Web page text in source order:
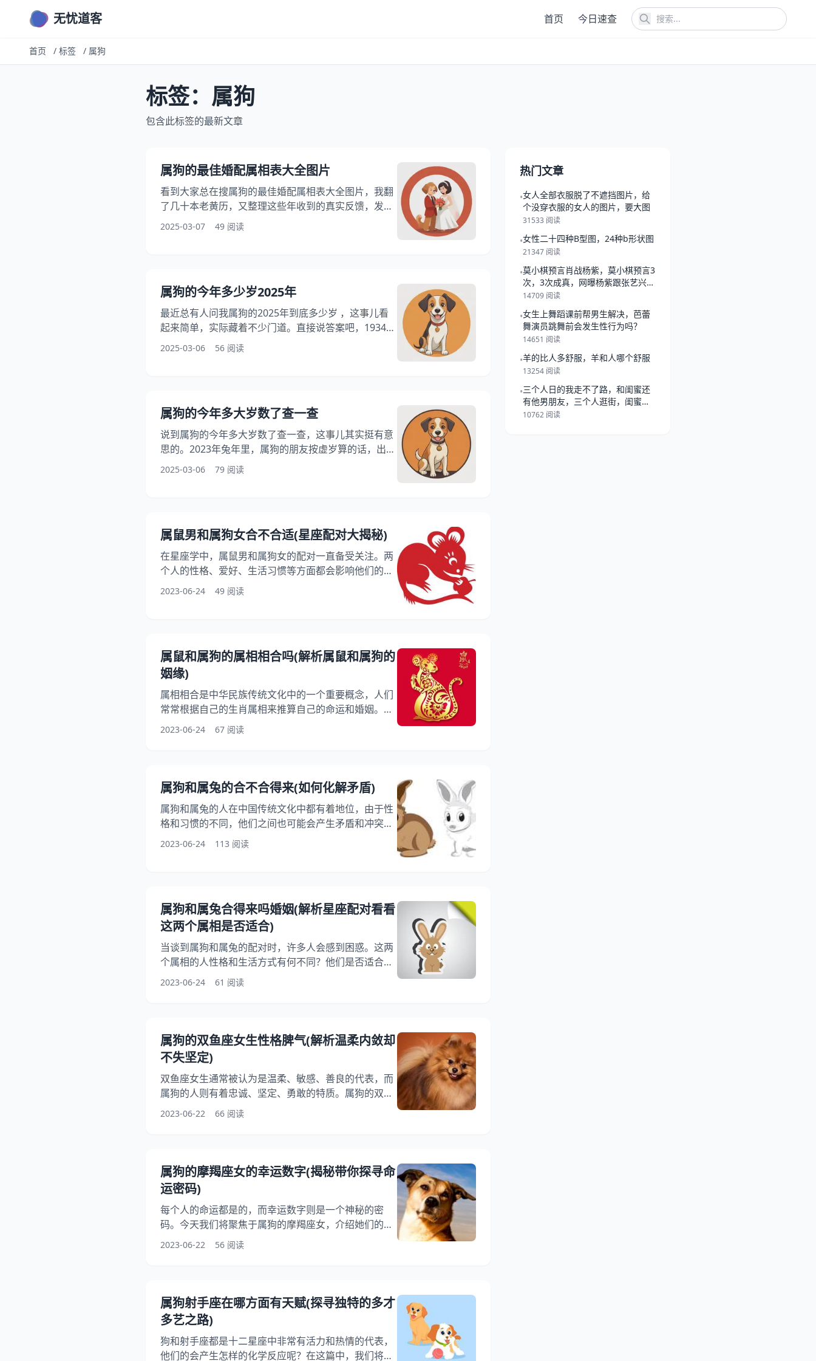
无忧道客 首页 今日速查
首页 / 标签 / 属狗
标签：属狗
包含此标签的最新文章
属狗的最佳婚配属相表大全图片
看到大家总在搜属狗的最佳婚配属相表大全图片，我翻
了几十本老黄历，又整理这些年收到的真实反馈，发现
属兔、属虎、属马 这三个生肖确实和属狗人特别合拍。
但别急着保存网图对照着找对象，生肖配对背后的门道
拿着表格找对象的人后来怎样了 那些表格不会告诉你的
真相
2025-03-07 49 阅读
属狗的今年多少岁2025年
最近总有人问我属狗的2025年到底多少岁 ，这事儿看
起来简单，实际藏着不少门道。直接说答案吧，1934年
出生的属狗人2025年虚岁92，2006年出生的虚岁20，
具体年份对应年龄我后面会列个表，往下看你就明白
多人以为生肖按阳历算
2025-03-06 56 阅读
属狗的今年多大岁数了查一查
说到属狗的今年多大岁数了查一查，这事儿其实挺有意
思的。2023年兔年里，属狗的朋友按虚岁算的话，出生
在2018年的现在5岁，2006年17岁，1994年29岁，
1982年41岁，1970年53岁，1958年65岁，1946年77
三
2025-03-06 79 阅读
属鼠男和属狗女合不合适(星座配对大揭秘)
在星座学中，属鼠男和属狗女的配对一直备受关注。两
个人的性格、爱好、生活习惯等方面都会影响他们的相
处和发展。属鼠男和属狗女合不合适呢？本文将从星座
特点、性格分析、爱情观等方面进行详细介绍，为大家
题，有着很强的和组织
2023-06-24 49 阅读
属鼠和属狗的属相相合吗(解析属鼠和属狗的
姻缘)
属相相合是中华民族传统文化中的一个重要概念，人们
常常根据自己的生肖属相来推算自己的命运和婚姻。属
鼠和属狗的姻缘备受关注。属鼠和属狗的属相相合吗？
本文将对这一问题进行详细介绍。 一、属鼠和属狗的基
诚、勇敢、正直，善于保护自己和家人，也具有较强的
感和使命感。 二、属鼠和属狗的相处之路 1、互相包容
2023-06-24 67 阅读
属狗和属兔的合不合得来(如何化解矛盾)
属狗和属兔的人在中国传统文化中都有着地位，由于性
格和习惯的不同，他们之间也可能会产生矛盾和冲突。
如何化解这种矛盾呢？本文将从属狗和属兔的性格特
点、相处之路、解决矛盾的方法等方面进行探讨，希望
不喜欢受到束缚和限制。属狗的人很有感，对家庭和朋
友非常忠诚
2023-06-24 113 阅读
属狗和属兔合得来吗婚姻(解析星座配对看看
这两个属相是否适合)
当谈到属狗和属兔的配对时，许多人会感到困惑。这两
个属相的人性格和生活方式有何不同？他们是否适合在
婚姻中相互搭配？我们将详细探讨这两个属相的特点，
以及他们在一起的优缺点，帮助您更好地了解这个星座
有感，对家庭和朋友非常忠诚。他们也非常聪明，能够
快速适应新环境和新挑战。他们有时会过于敏感和情绪
化
2023-06-24 61 阅读
属狗的双鱼座女生性格脾气(解析温柔内敛却
不失坚定)
双鱼座女生通常被认为是温柔、敏感、善良的代表，而
属狗的人则有着忠诚、坚定、勇敢的特质。属狗的双鱼
座女生又会是怎样的性格呢？她们的脾气又是如何呢？
本文将从多个角度对这一问题进行介绍，希望能让读者
表，她们有着非常细腻的情感和感受力，能够敏锐地察
觉到周围人的情绪变化。而属狗的人则有着忠诚、坚定
2023-06-22 66 阅读
属狗的摩羯座女的幸运数字(揭秘带你探寻命
运密码)
每个人的命运都是的，而幸运数字则是一个神秘的密
码。今天我们将聚焦于属狗的摩羯座女，介绍她们的幸
运数字。通过了解幸运数字的含义和作用，或许能够帮
助她们更好地把握自己的命运，走向更加美未来。 一、
同，它们可以代表着一个人的性格、命运和未来。对于
属狗的摩羯座女来说，幸运数字是一个非常指引
2023-06-22 56 阅读
属狗射手座在哪方面有天赋(探寻独特的多才
多艺之路)
狗和射手座都是十二星座中非常有活力和热情的代表，
他们的会产生怎样的化学反应呢？在这篇中，我们将探
热门文章
•女人全部衣服脱了不遮挡图片，给
个没穿衣服的女人的图片，要大图
31533 阅读
•女性二十四种B型图，24种b形状图
21347 阅读
•莫小棋预言肖战杨紫，莫小棋预言3
次，3次成真，网曝杨紫跟张艺兴在
一起，
14709 阅读
•女生上舞蹈课前帮男生解决，芭蕾
舞演员跳舞前会发生性行为吗？
14651 阅读
•羊的比人多舒服，羊和人哪个舒服
13254 阅读
•三个人日的我走不了路，和闺蜜还
有他男朋友，三个人逛街，闺蜜总
是跟她男朋
10762 阅读